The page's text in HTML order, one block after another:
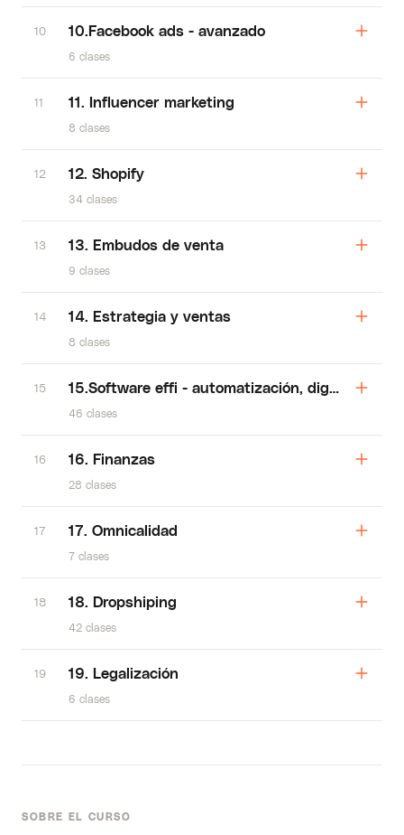
SOBRE EL CURSO
10 10.Facebook ads - avanzado
6 clases
11 11. Influencer marketing
8 clases
12 12. Shopify
34 clases
13 13. Embudos de venta
9 clases
14 14. Estrategia y ventas
8 clases
15 15.Software effi - automatización,
46 clases
16 16. Finanzas
28 clases
17 17. Omnicalidad
7 clases
18 18. Dropshiping
42 clases
19 19. Legalización
6 clases